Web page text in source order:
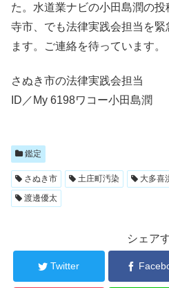
た。水道業ナビの小田島潤の
寺市、でも法律実践会担当を
ます。ご連絡を待っています。
さぬき市の法律実践会担当
ID／My 6198ワコー小田島潤
鑑定
さぬき市 土庄町汚染 大多喜
渡邊優太
シェア
Twitter